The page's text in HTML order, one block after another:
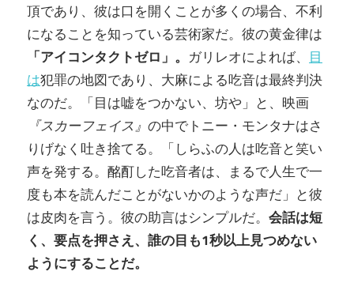
頂であり、彼は口を開くことが多くの場合、不利
になることを知っている芸術家だ。彼の黄金律は
「アイコンタクトゼロ」。 ガリレオによれば、 目
は犯罪の地図であり、大麻による吃音は最終判決
なのだ。「目は嘘をつかない、坊や」と、映画
『スカーフェイス』 の中でトニー・モンタナはさ
りげなく吐き捨てる。「しらふの人は吃音と笑い
声を発する。酩酊した吃音者は、まるで人生で一
度も本を読んだことがないかのような声だ」と彼
は皮肉を言う。彼の助言はシンプルだ。 会話は短
く、要点を押さえ、誰の目も1秒以上見つめない
ようにすることだ。